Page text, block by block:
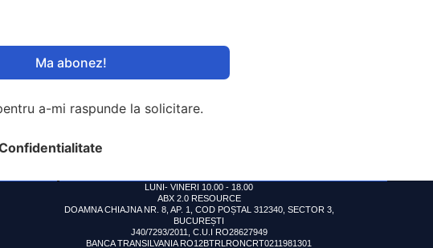
Ma abonez!
a-mi raspunde la solicitare.
LUNI- VINERI 10.00 - 18.00
ABX 2.0 RESOURCE
DOAMNA CHIAJNA NR. 8, AP. 1, COD POȘTAL 312340, SECTOR 3,
BUCUREȘTI
J40/7293/2011, C.U.I RO28627949
BANCA TRANSILVANIA RO12BTRLRONCRT0211981301